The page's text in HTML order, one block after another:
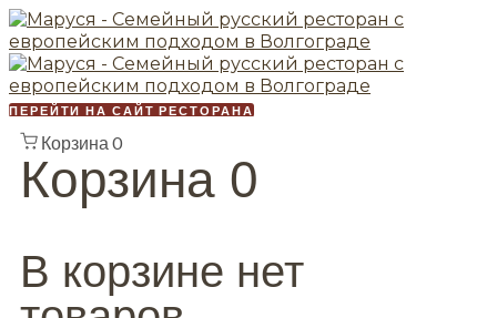
ПЕРЕЙТИ НА САЙТ РЕСТОРАНА
Корзина 0
Корзина 0
В корзине нет